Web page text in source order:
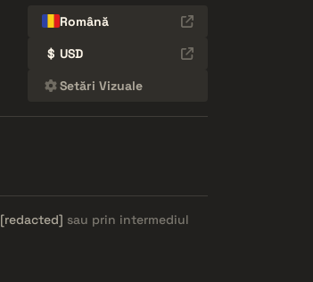
Română
$ USD
Setări Vizuale
[redacted] sau prin intermediul